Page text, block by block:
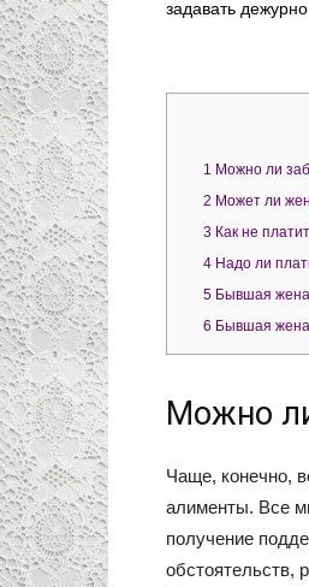
задавать
1 Можно ли
2 Может ли
3 Как не
4 Надо ли
5 Бывшая жена
6 Бывшая жена
Можно
Чаще, конечно,
алименты. Все
получение
обстоятельств,